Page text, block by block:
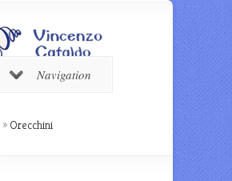
Navigation
» Orecchini